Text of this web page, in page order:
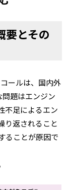
要とその
ールは、国内外
題はエンジン
不足によるエン
り返されること
ることが原因で